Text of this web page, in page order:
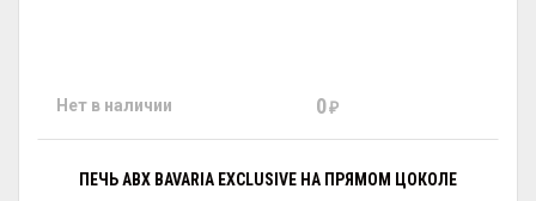
Нет в наличии 0₽
ПЕЧЬ ABX BAVARIA EXCLUSIVE НА ПРЯМОМ ЦОКОЛЕ